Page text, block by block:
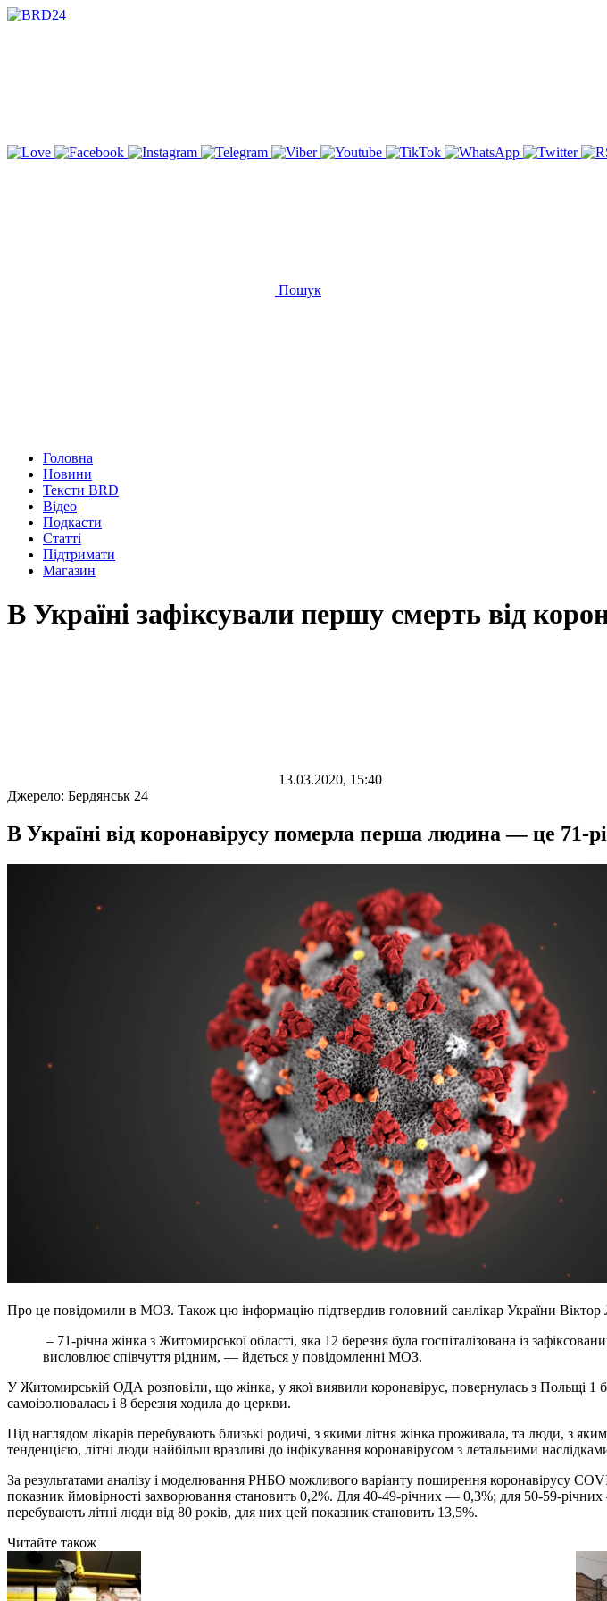
Пошук
Головна
Новини
Тексти BRD
Відео
Подкасти
Статті
Підтримати
Магазин
В Україні зафіксували першу смерть від
13.03.2020, 15:40
Джерело: Бердянськ 24
В Україні від коронавірусу померла перша людина — це
Про це повідомили в МОЗ. Також цю інформацію підтвердив головний санлікар України Віктор
– 71-річна жінка з Житомирської області, яка 12 березня була госпіталізована із
висловлює співчуття рідним, — йдеться у повідомленні МОЗ.
У Житомирській ОДА розповіли, що жінка, у якої виявили коронавірус, повернулась з Польщі 1
самоізолювалась і 8 березня ходила до церкви.
Під наглядом лікарів перебувають близькі родичі, з якими літня жінка проживала, та люди, з
тенденцією, літні люди найбільш вразливі до інфікування коронавірусом з летальними
За результатами аналізу і моделювання РНБО можливого варіанту поширення коронавірусу
показник ймовірності захворювання становить 0,2%. Для 40-49-річних — 0,3%; для 50-59-
перебувають літні люди від 80 років, для них цей показник становить 13,5%.
Читайте також